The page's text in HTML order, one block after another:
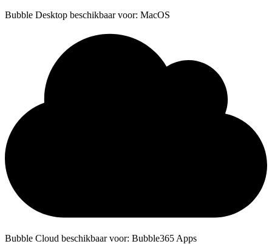
Bubble Desktop beschikbaar voor: MacOS
Bubble Cloud beschikbaar voor: Bubble365 Apps